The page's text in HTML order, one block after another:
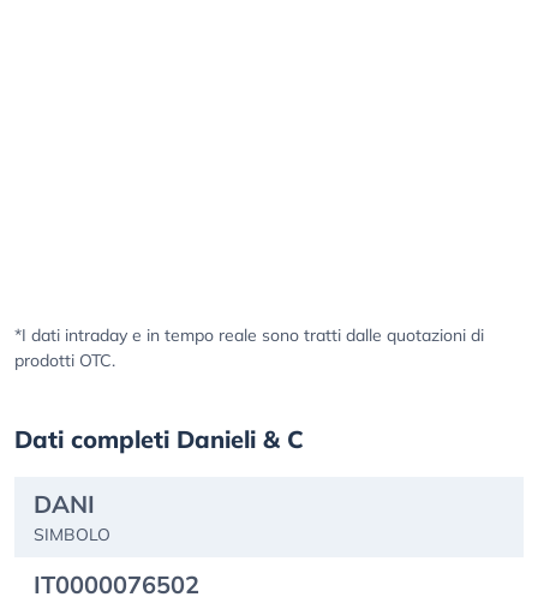
*I dati intraday e in tempo reale sono tratti dalle quotazioni di
prodotti OTC.
Dati completi Danieli & C
DANI
SIMBOLO
IT0000076502